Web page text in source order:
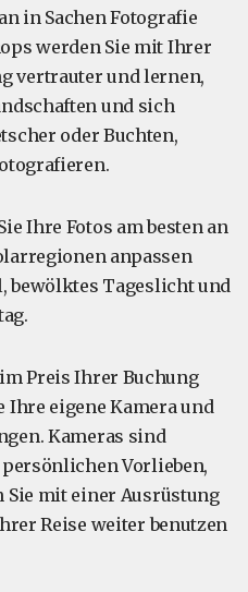
in Sachen Fotografie
werden Sie mit Ihrer
vertrauter und lernen,
und sich
oder Buchten,
Ihre Fotos am besten an
anpassen
bewölktes Tageslicht und
Preis Ihrer Buchung
Ihre eigene Kamera und
Kameras sind
Vorlieben,
Sie mit einer Ausrüstung
Reise weiter benutzen